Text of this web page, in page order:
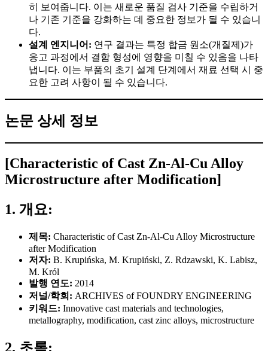
히 보여줍니다. 이는 새로운 품질 검사 기준을 수립하거
나 기존 기준을 강화하는 데 중요한 정보가 될 수 있습니
다.
설계 엔지니어: 연구 결과는 특정 합금 원소(개질제)가
응고 과정에서 결함 형성에 영향을 미칠 수 있음을 나타
냅니다. 이는 부품의 초기 설계 단계에서 재료 선택 시 중
요한 고려 사항이 될 수 있습니다.
논문 상세 정보
[Characteristic of Cast Zn-Al-Cu Alloy
Microstructure after Modification]
1. 개요:
제목: Characteristic of Cast Zn-Al-Cu Alloy Microstructure
after Modification
저자: B. Krupińska, M. Krupiński, Z. Rdzawski, K. Labisz,
M. Król
발행 연도: 2014
저널/학회: ARCHIVES of FOUNDRY ENGINEERING
키워드: Innovative cast materials and technologies,
metallography, modification, cast zinc alloys, microstructure
2. 초록: